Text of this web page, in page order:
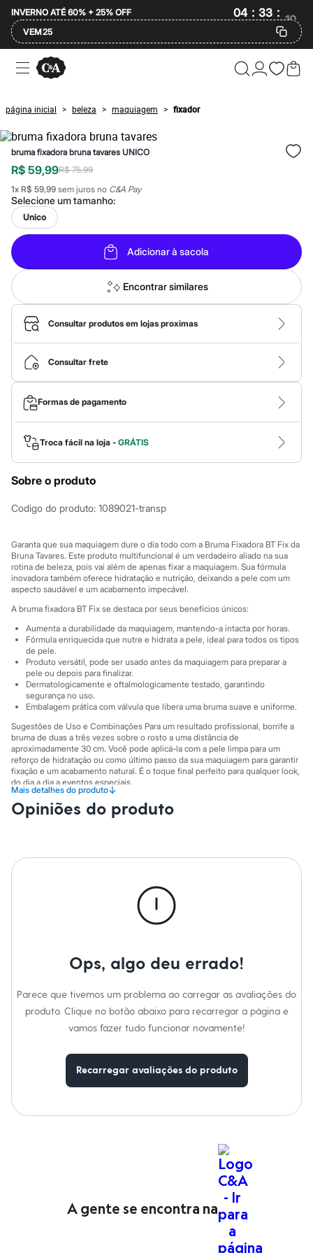
INVERNO ATÉ 60% + 25% OFF 04 : 33 : 10
VEM25
Ofertas
Compre por Departamento
Masculino
Infantil
Calçados
Mindse7
Plus Size
Até 20% off
Até 40% off
Até 60% off
A partir de 60% off
Feminino
Em alta
Inverno
Alfaiataria
Novidades
Roupas
Blusas e Camisetas
Básicos
Calças
Casacos e Jaquetas
Jeans
Macacões
Saias
Shorts e Bermudas
Vestidos
Acessórios
Bolsas
Bonés e Chapéus
Bijoux
Cintos
Relógios
Botas
Sandálias
Sapatilhas
Tênis
Marcas
City
Clock House
Sawary
Yessica
Moda esportiva
Acessórios
Blusas
Calçados
Leggings
Shorts e Bermudas
Tops
Moda íntima
Calcinhas
Cintas e Modeladores
Meias
Pijamas
Sutiãs e Tops
Moda praia
Saídas de praia
Personagens
Shorts e Saias
Em alta
Inverno
Camisetas e Regatas
Casacos e Jaquetas
Jeans
página inicial > beleza > maquiagem > fixador
bruma fixadora bruna tavares UNICO
R$ 59,99R$ 75,99
1x R$ 59,99 sem juros no C&A Pay
Selecione umtamanho:
Unico
Adicionar à sacola
Encontrar similares
Consultar produtos em lojas proximas
Consultar frete
Formas de pagamento
Troca fácil na loja - GRÁTIS
Sobre o produto
Codigo do produto: 1089021-transp
Garanta que sua maquiagem dure o dia todo com a Bruma Fixadora BT Fix da
Bruna Tavares. Este produto multifuncional é um verdadeiro aliado na sua
rotina de beleza, pois vai além de apenas fixar a maquiagem. Sua fórmula
inovadora também oferece hidratação e nutrição, deixando a pele com um
aspecto saudável e um acabamento impecável.
A bruma fixadora BT Fix se destaca por seus benefícios únicos:
Aumenta a durabilidade da maquiagem, mantendo-a intacta por horas.
Fórmula enriquecida que nutre e hidrata a pele, ideal para todos os tipos
de pele.
Produto versátil, pode ser usado antes da maquiagem para preparar a
pele ou depois para finalizar.
Dermatologicamente e oftalmologicamente testado, garantindo
segurança no uso.
Embalagem prática com válvula que libera uma bruma suave e uniforme.
Sugestões de Uso e Combinações Para um resultado profissional, borrife a
bruma de duas a três vezes sobre o rosto a uma distância de
aproximadamente 30 cm. Você pode aplicá-la com a pele limpa para um
reforço de hidratação ou como último passo da sua maquiagem para garantir
fixação e um acabamento natural. É o toque final perfeito para qualquer look,
do dia a dia a eventos especiais.
A gente se encontra na C&A! ❤
Mais detalhes do produto↓
Informacoes gerais:
Opiniões do produto
Ops, algo deu errado!
Parece que tivemos um problema ao carregar as avaliações do
produto. Clique no botão abaixo para recarregar a página e
vamos fazer tudo funcionar novamente!
Recarregar avaliações do produto
A gente se encontra na